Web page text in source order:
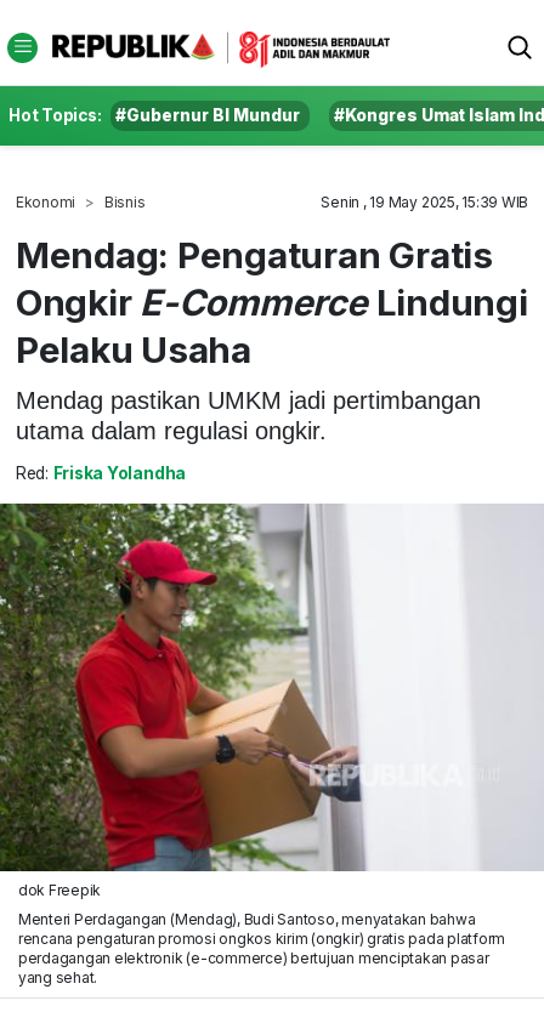
Hot Topics: #Gubernur BI Mundur #Kongres Umat Islam
Ekonomi Bisnis Senin , 19 May 2025, 15:39 WIB
Mendag: Pengaturan Gratis
Ongkir E-CommerceLindungi
Pelaku Usaha
Mendag pastikan UMKM jadi pertimbangan
utama dalam regulasi ongkir.
Red: Friska Yolandha
dok Freepik
Menteri Perdagangan (Mendag), Budi Santoso, menyatakan bahwa
rencana pengaturan promosi ongkos kirim (ongkir) gratis pada platform
perdagangan elektronik (e-commerce) bertujuan menciptakan pasar
yang sehat.